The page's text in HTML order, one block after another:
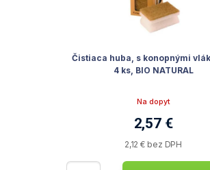
Čistiaca huba, s konopnými
4 ks, BIO NATURAL
Na dopyt
2,57 €
2,12 € bez DPH